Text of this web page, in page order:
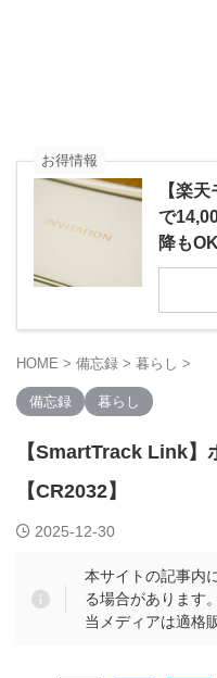
お得情報
【楽
で
降もOK
HOME > 備忘録 > 暮らし >
備忘録 暮らし
【SmartTrack Link】
【CR2032】
2025-12-30
本サイトの記事内
る場合があります
当メディアは適格